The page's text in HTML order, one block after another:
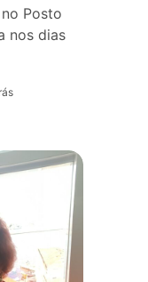
Posto
nos dias